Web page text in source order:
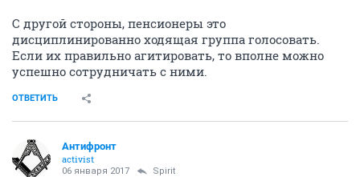
С другой стороны, пенсионеры это
дисциплинированно ходящая группа голосовать.
Если их правильно агитировать, то вполне можно
успешно сотрудничать с ними.
ОТВЕТИТЬ
Антифронт
activist
06 января 2017 Spirit